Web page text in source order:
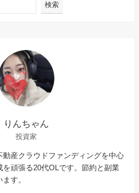
検索
りんちゃん
投資家
動産クラウドファンディングを中心
を頑張る20代OLです。節約と副業
す。